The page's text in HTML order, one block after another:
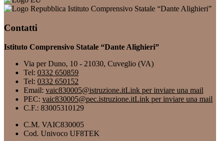
Istituto Comprensivo Statale “Dante Alighieri”
Contatti
Istituto Comprensivo Statale “Dante Alighieri”
Via per Duno, 10 - 21030, Cuveglio (VA)
Tel: 0332 650859
Tel: 0332 650152
Email: vaic830005@istruzione.itLink per inviare una mail
PEC: vaic830005@pec.istruzione.itLink per inviare una mail
C.F.: 83005310129
C.M. VAIC830005
Cod. Univoco UF8TEK